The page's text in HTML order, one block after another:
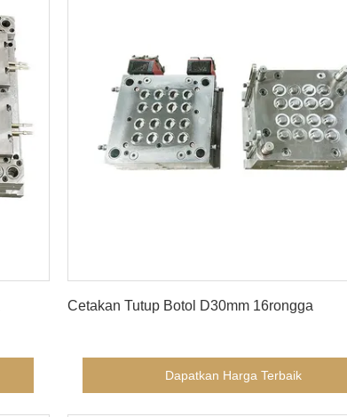
Cetakan Tutup Botol D30mm 16rongga
Dapatkan Harga Terbaik